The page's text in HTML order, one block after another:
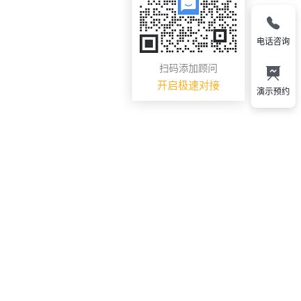
扫码添加顾问
开启极速对接
电话咨询
演示预约